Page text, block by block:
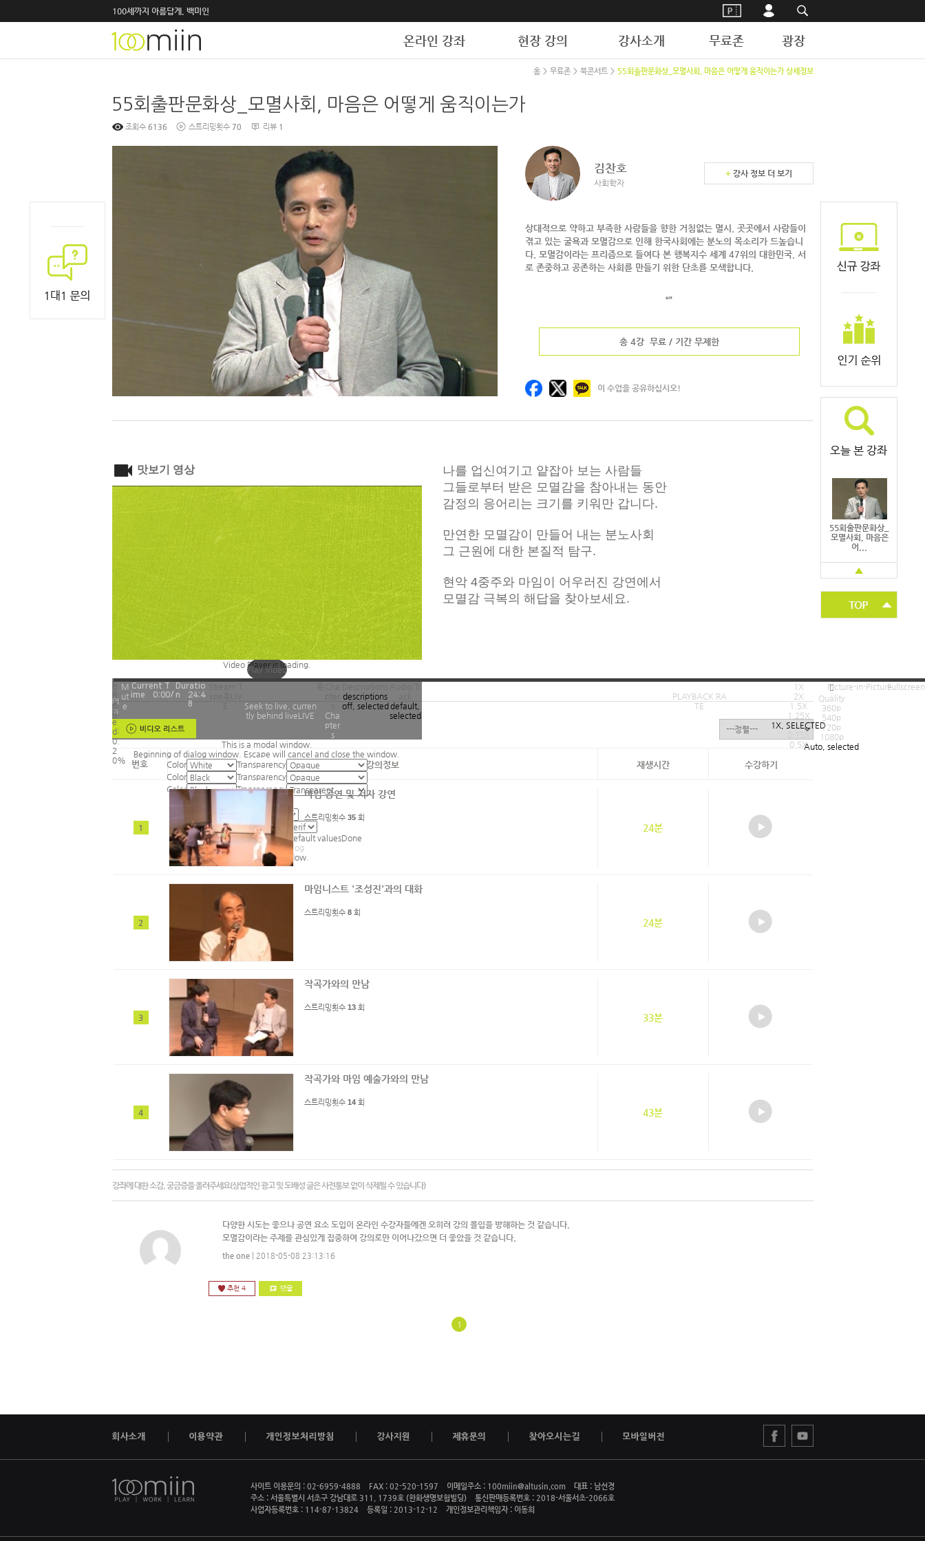
55회출판문화상_
모멸사회, 마음은
어...
▲
100세까지 아름답게, 백미인
온라인 강좌 현장 강의 강사소개 무료존 광장
홈 > 무료존 > 북콘서트 > 55회출판문화상_모멸사회, 마음은 어떻게 움직이는가 상세정보
조회수 6136 스트리밍횟수 70 리뷰 1
김찬호
사회학자
+ 강사 정보 더 보기
상대적으로 약하고 부족한 사람들을 향한 거침없는 멸시. 곳곳에서 사람들이
겪고 있는 굴욕과 모멸감으로 인해 한국사회에는 분노의 목소리가 드높습니
다. 모멸감이라는 프리즘으로 들여다 본 행복지수 세계 47위의 대한민국. 서
로 존중하고 공존하는 사회를 만들기 위한 단초를 모색합니다.
“”
총 4강 무료/ 기간 무제한
이 수업을 공유하십시오!
맛보기 영상
Video Player is loading.
Play Video
Pl
a
y
M
ut
e
Current T
ime혻 0:00/
Duratio
n혻 24:4
8
L
a
d
e
d:
0.
2
0%
0:
0
0
Seek to live, curren
tly behind liveLIVE
1X
PLAYBACK RA
TE
2X
1.5X
1.25X
1X , SELECTED
0.5X
Cha
pter
s
descriptions
off, selected default
selected
Quality
360p
540p
720p
1080p
Auto , selected
Picture-in-PictureFullscreen
This is a modal window.
Beginning of dialog window. Escape will cancel and close the window.
Color
Transparency
Color
Transparency
Color
Transparency
Reset restore all settings to the default valuesDone
Close Modal Dialog
End of dialog window.
나를 업신여기고 얕잡아 보는 사람들
그들로부터 받은 모멸감을 참아내는 동안
감정의 응어리는 크기를 키워만 갑니다.
만연한 모멸감이 만들어 내는 분노사회
그 근원에 대한 본질적 탐구.
현악 4중주와 마임이 어우러진 강연에서
모멸감 극복의 해답을 찾아보세요.
번호 강의정보 재생시간 수강하기
1
마임 공연 및 저자 강연
스트리밍횟수 35회
24분
2
마임니스트 '조성진'과의 대화
스트리밍횟수 8회
24분
3
작곡가와의 만남
스트리밍횟수 13회
33분
4
작곡가와 마임 예술가와의 만남
스트리밍횟수 14회
43분
강좌에 대한 소감, 궁금증을 올려주세요(상업적인 광고 및 도배성 글은 사전통보 없이 삭제될 수 있습니다)
다양한 시도는 좋으나 공연 요소 도입이 온라인 수강자들에겐 오히려 강의 몰입을 방해하는 것 같습니다.
모멸감이라는 주제를 관심있게 집중하여 강의로만 이어나갔으면 더 좋았을 것 같습니다.
the one| 2018-05-08 23:13:16
추천 4 댓글
1
사이트 이용문의 : 02-6959-4888 FAX : 02-520-1597 이메일주소 : 100miin@altusin.com 대표 : 남선경
주소 : 서울특별시 서초구 강남대로 311, 1739호 (한화생명보험빌딩) 통신판매등록번호 : 2018-서울서초-2066호
사업자등록번호 : 114-87-13824 등록일 : 2013-12-12 개인정보관리책임자 : 이동희